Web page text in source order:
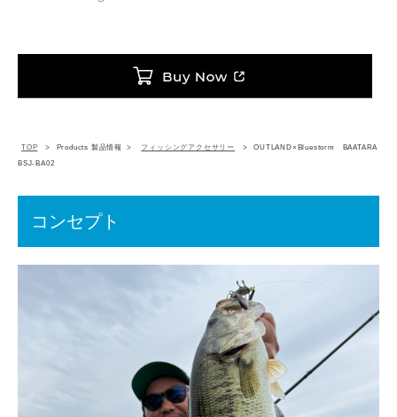
TOP Products 製品情報 フィッシングアクセサリー
OUTLAND×Bluestorm BAATARA
BSJ-BA02
コンセプト